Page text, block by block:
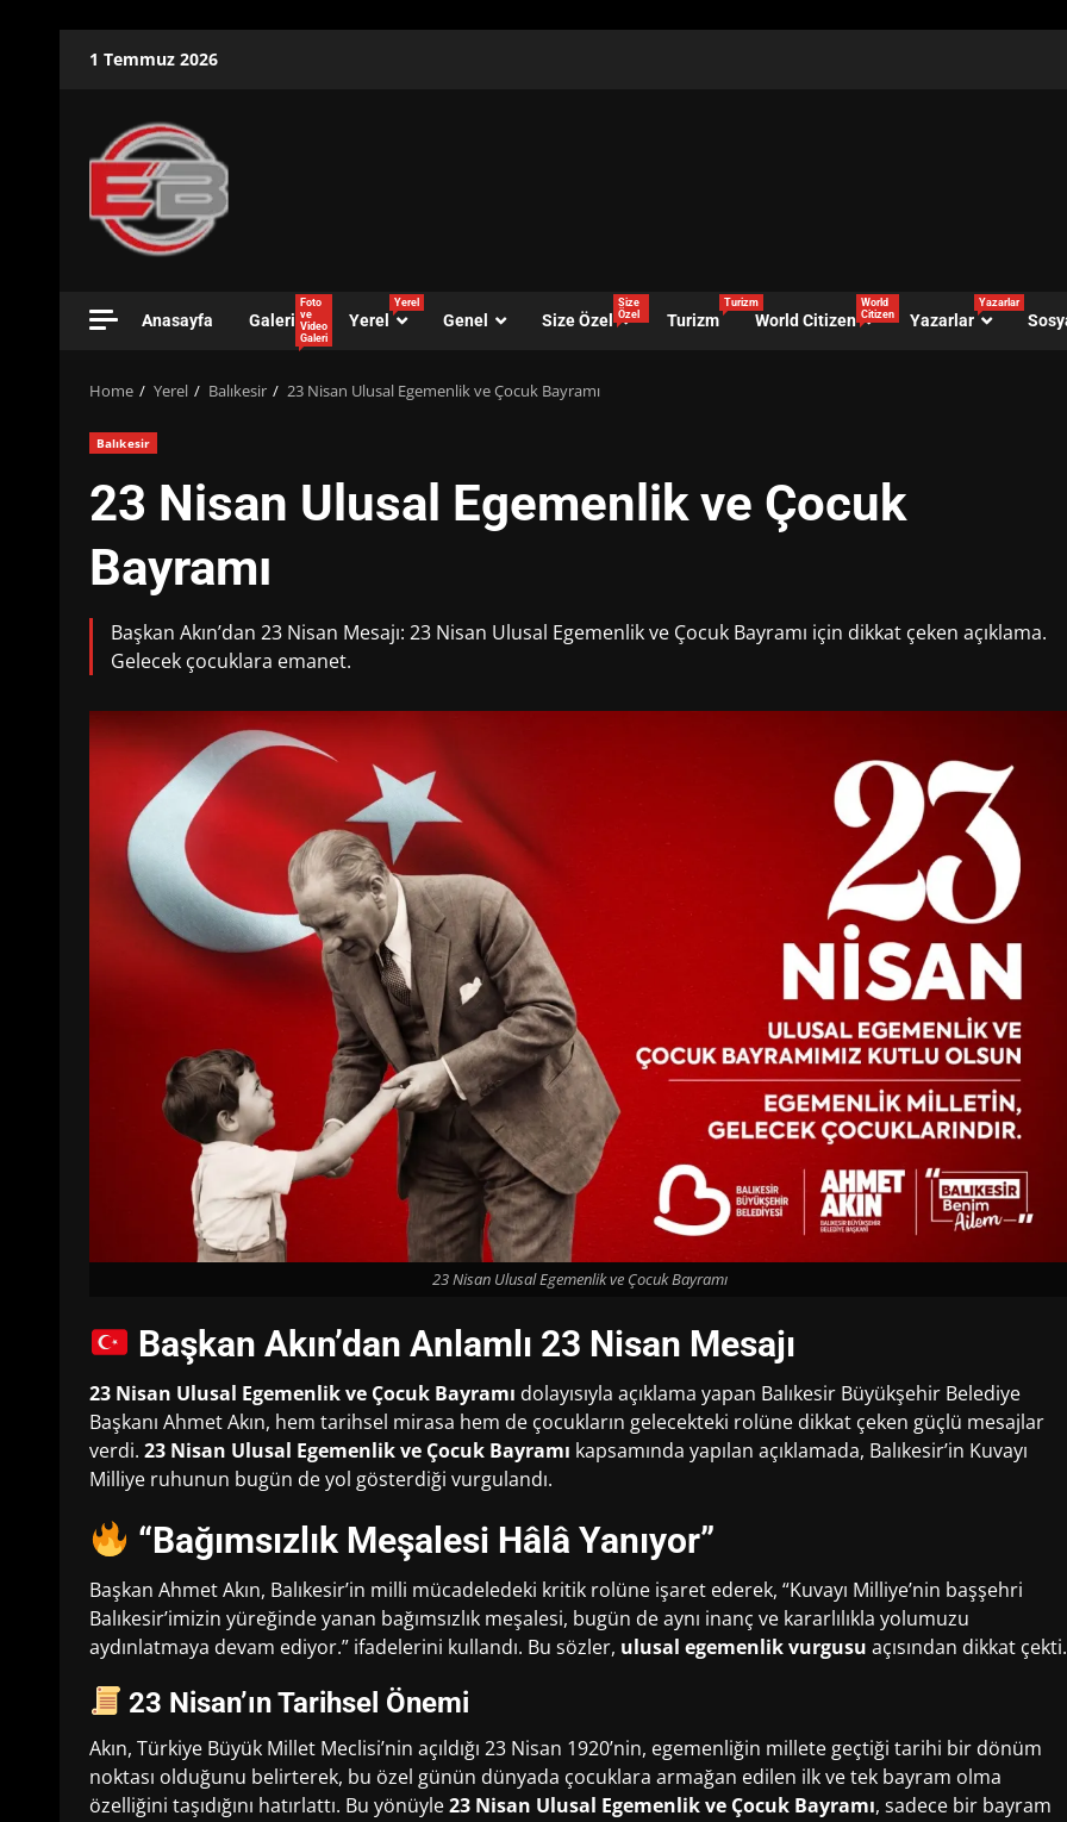
1 Temmuz 2026
Anasayfa Galeri
Foto
ve
Video
Galeri
Yerel
Yerel
Genel Size Özel
Size
Özel
Turizm
Turizm
World Citizen
World
Citizen
Yazarlar
Yazarlar
Home Yerel Balıkesir 23 Nisan Ulusal Egemenlik ve Çocuk Bayramı
Balıkesir
23 Nisan Ulusal Egemenlik ve Çocuk
Bayramı
Başkan Akın’dan 23 Nisan Mesajı: 23 Nisan Ulusal Egemenlik ve Çocuk Bayramı için dikkat çeken açıklama.
Gelecek çocuklara emanet.
23 Nisan Ulusal Egemenlik ve Çocuk Bayramı
Başkan Akın’dan Anlamlı 23 Nisan Mesajı
23 Nisan Ulusal Egemenlik ve Çocuk Bayramı dolayısıyla açıklama yapan Balıkesir Büyükşehir Belediye
Başkanı Ahmet Akın, hem tarihsel mirasa hem de çocukların gelecekteki rolüne dikkat çeken güçlü mesajlar
verdi. 23 Nisan Ulusal Egemenlik ve Çocuk Bayramı kapsamında yapılan açıklamada, Balıkesir’in Kuvayı
Milliye ruhunun bugün de yol gösterdiği vurgulandı.
“Bağımsızlık Meşalesi Hâlâ Yanıyor”
Başkan Ahmet Akın, Balıkesir’in milli mücadeledeki kritik rolüne işaret ederek, “Kuvayı Milliye’nin başşehri
Balıkesir’imizin yüreğinde yanan bağımsızlık meşalesi, bugün de aynı inanç ve kararlılıkla yolumuzu
aydınlatmaya devam ediyor.” ifadelerini kullandı. Bu sözler, ulusal egemenlik vurgusu açısından dikkat çekti.
23 Nisan’ın Tarihsel Önemi
Akın, Türkiye Büyük Millet Meclisi’nin açıldığı 23 Nisan 1920’nin, egemenliğin millete geçtiği tarihi bir dönüm
noktası olduğunu belirterek, bu özel günün dünyada çocuklara armağan edilen ilk ve tek bayram olma
özelliğini taşıdığını hatırlattı. Bu yönüyle23 Nisan Ulusal Egemenlik ve Çocuk Bayramı, sadece bir bayram